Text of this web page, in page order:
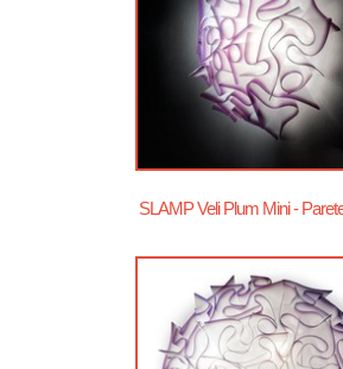
SLAMP Veli Plum Mini -